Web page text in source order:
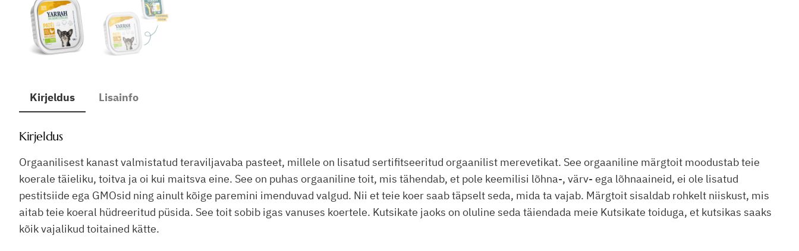
Kirjeldus Lisainfo
Kirjeldus
Orgaanilisest kanast valmistatud teraviljavaba pasteet, millele on lisatud sertifitseeritud orgaanilist merevetikat. See orgaaniline märgtoit moodustab teie
koerale täieliku, toitva ja oi kui maitsva eine. See on puhas orgaaniline toit, mis tähendab, et pole keemilisi lõhna-, värv- ega lõhnaaineid, ei ole lisatud
pestitsiide ega GMOsid ning ainult kõige paremini imenduvad valgud. Nii et teie koer saab täpselt seda, mida ta vajab. Märgtoit sisaldab rohkelt niiskust, mis
aitab teie koeral hüdreeritud püsida. See toit sobib igas vanuses koertele. Kutsikate jaoks on oluline seda täiendada meie Kutsikate toiduga, et kutsikas saaks
kõik vajalikud toitained kätte.